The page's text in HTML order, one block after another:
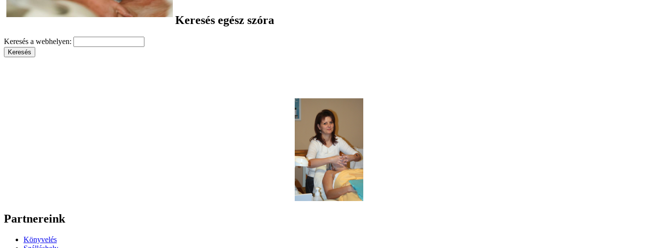
Keresés egész szóra
Keresés a webhelyen:
Partnereink
Könyvelés